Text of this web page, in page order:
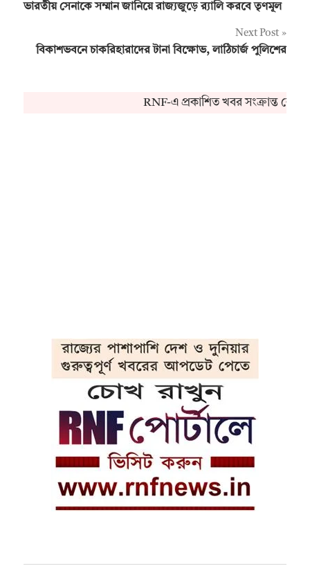
ভারতীয় সেনাকে সম্মান জানিয়ে রাজ্যজুড়ে র‍্যালি করবে তৃণমূল
Next Post
বিকাশভবনে চাকরিহারাদের টানা বিক্ষোভ, লাঠিচার্জ পুলিশের
RNF-এ প্রকাশিত খবর সংক্রান্ত